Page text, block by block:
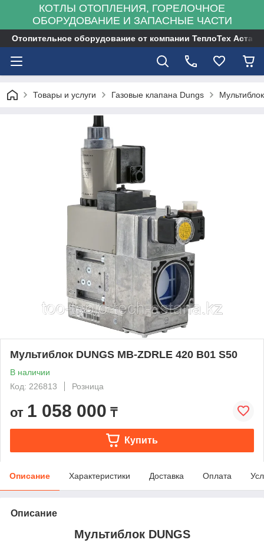
КОТЛЫ ОТОПЛЕНИЯ, ГОРЕЛОЧНОЕ
ОБОРУДОВАНИЕ И ЗАПАСНЫЕ ЧАСТИ
Отопительное оборудование от компании ТеплоТех Астана
Товары и услуги Газовые клапана Dungs
Мультиблок DUNGS MB-ZDRLE 420 B01 S50
В наличии
Код: 226813
Розница
от 1 058 000 ₸
Купить
Описание Характеристики Доставка Оплата
Описание
Мультиблок DUNGS